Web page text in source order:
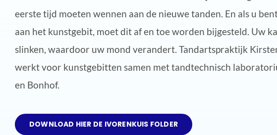
eerste tijd moeten wennen aan de nieuwe tanden. En als u
aan het kunstgebit, moet dit af en toe worden bijgesteld. Uw
slinken, waardoor uw mond verandert. Tandartspraktijk
werkt voor kunstgebitten samen met tandtechnisch
en Bonhof.
DOWNLOAD HIER DE IVORENKUIS FOLDER